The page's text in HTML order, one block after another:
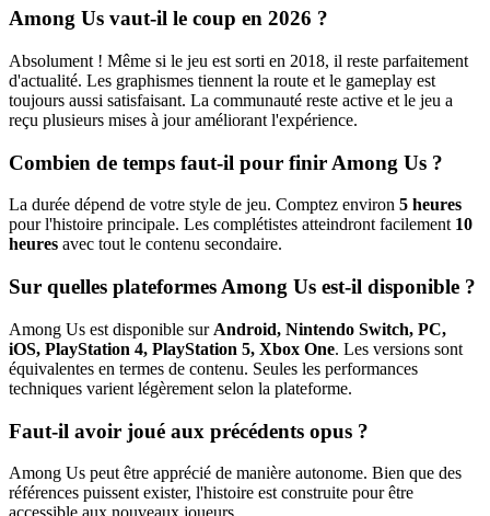
Among Us vaut-il le coup en 2026 ?
Absolument ! Même si le jeu est sorti en 2018, il reste parfaitement
d'actualité. Les graphismes tiennent la route et le gameplay est
toujours aussi satisfaisant. La communauté reste active et le jeu a
reçu plusieurs mises à jour améliorant l'expérience.
Combien de temps faut-il pour finir Among Us ?
La durée dépend de votre style de jeu. Comptez environ 5 heures
pour l'histoire principale. Les complétistes atteindront facilement 10
heures avec tout le contenu secondaire.
Sur quelles plateformes Among Us est-il disponible ?
Among Us est disponible sur Android, Nintendo Switch, PC,
iOS, PlayStation 4, PlayStation 5, Xbox One. Les versions sont
équivalentes en termes de contenu. Seules les performances
techniques varient légèrement selon la plateforme.
Faut-il avoir joué aux précédents opus ?
Among Us peut être apprécié de manière autonome. Bien que des
références puissent exister, l'histoire est construite pour être